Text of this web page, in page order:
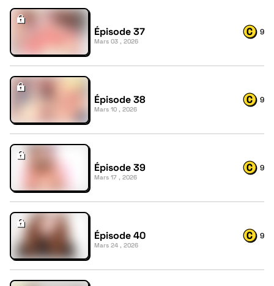
Épisode 37
Mars 03 , 2026
9
Épisode 38
Mars 10 , 2026
9
Épisode 39
Mars 17 , 2026
9
Épisode 40
Mars 24 , 2026
9